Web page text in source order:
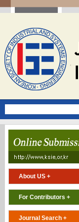
About US +
For Contributors +
Journal Search +